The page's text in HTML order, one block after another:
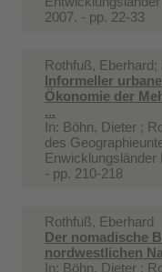
2007. - pp. 22-33
Rothfuß, Eberhard;
Informeller
Ökonomie der
...
In: Böhn, Dieter ;
des
Enwicklungsländer
- pp. 210-218
Rothfuß, Eberhard
Der nomadische
nordwestlichen
In: Böhn, Dieter ;